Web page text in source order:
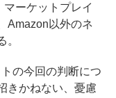
ーケットプレイ
Amazon以外のネ
。
の今回の判断につ
きかねない、憂慮